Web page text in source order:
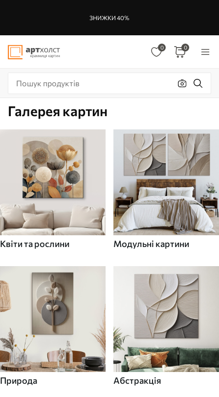
ЗНИЖКИ 40%
0 0
Галерея картин
Квіти та рослини Модульні картини
Природа Абстракція